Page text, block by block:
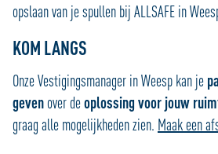
opslaan van je spullen bij ALLSAFE in
KOM LANGS
Onze Vestigingsmanager in Weesp kan je
gevenover deoplossing voor jouw
graag alle mogelijkheden zien. Maak een